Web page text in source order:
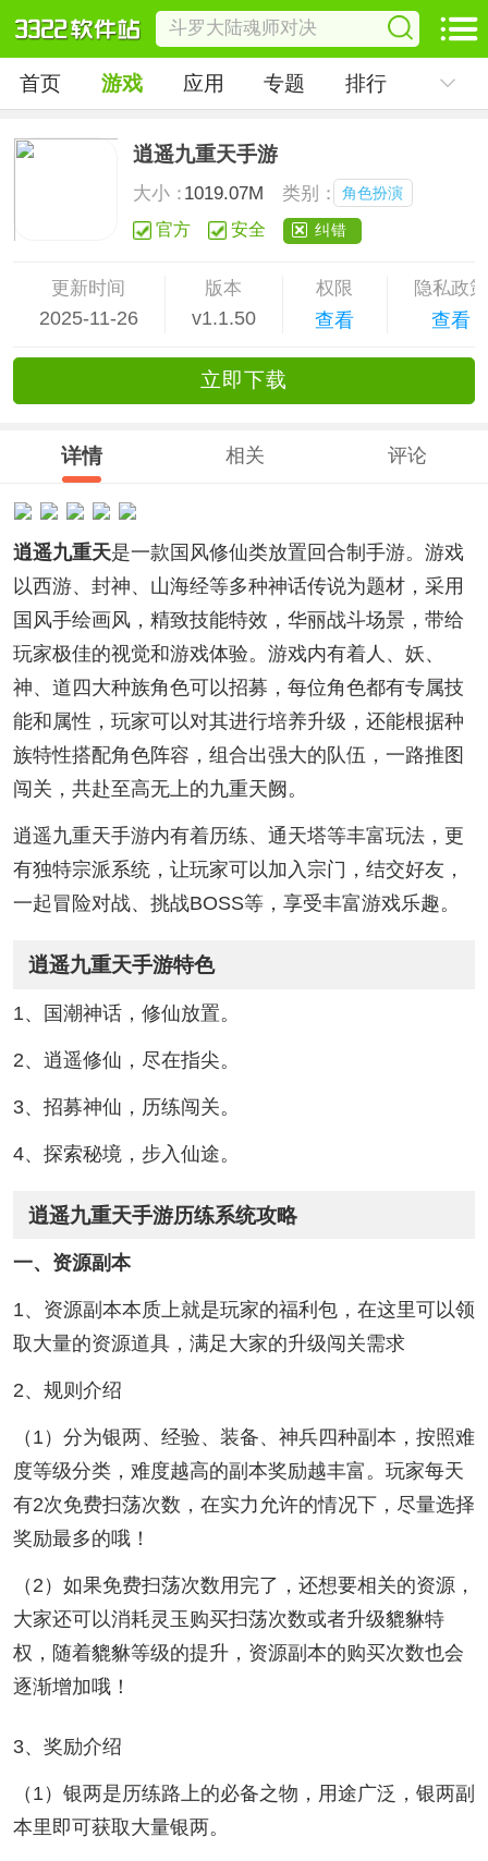
首页 游戏 应用 专题 排行
逍遥九重天手游
大小：1019.07M 类别： 角色扮演
官方 安全 纠错
更新时间
2025-11-26
版本
v1.1.50
权限
查看
隐私政策
查看
立即下载
详情 相关 评论
逍遥九重天是一款国风修仙类放置回合制手游。游戏
以西游、封神、山海经等多种神话传说为题材，采用
国风手绘画风，精致技能特效，华丽战斗场景，带给
玩家极佳的视觉和游戏体验。游戏内有着人、妖、
神、道四大种族角色可以招募，每位角色都有专属技
能和属性，玩家可以对其进行培养升级，还能根据种
族特性搭配角色阵容，组合出强大的队伍，一路推图
闯关，共赴至高无上的九重天阙。
逍遥九重天手游内有着历练、通天塔等丰富玩法，更
有独特宗派系统，让玩家可以加入宗门，结交好友，
一起冒险对战、挑战BOSS等，享受丰富游戏乐趣。
逍遥九重天手游特色
1、国潮神话，修仙放置。
2、逍遥修仙，尽在指尖。
3、招募神仙，历练闯关。
4、探索秘境，步入仙途。
逍遥九重天手游历练系统攻略
一、资源副本
1、资源副本本质上就是玩家的福利包，在这里可以领
取大量的资源道具，满足大家的升级闯关需求
2、规则介绍
（1）分为银两、经验、装备、神兵四种副本，按照难
度等级分类，难度越高的副本奖励越丰富。玩家每天
有2次免费扫荡次数，在实力允许的情况下，尽量选择
奖励最多的哦！
（2）如果免费扫荡次数用完了，还想要相关的资源，
大家还可以消耗灵玉购买扫荡次数或者升级貔貅特
权，随着貔貅等级的提升，资源副本的购买次数也会
逐渐增加哦！
3、奖励介绍
（1）银两是历练路上的必备之物，用途广泛，银两副
本里即可获取大量银两。